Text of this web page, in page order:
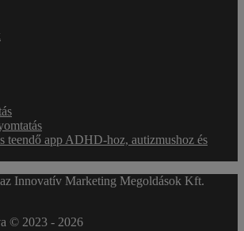
teendő app ADHD-hoz, autizmushoz és
az Innovatív Marketing Megoldások Kft.
© 2023 - 2026